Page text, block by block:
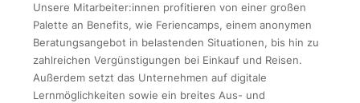
Unsere Mitarbeiter:innen profitieren von einer großen
Palette an Benefits, wie Feriencamps, einem anonymen
Beratungsangebot in belastenden Situationen, bis hin zu
zahlreichen Vergünstigungen bei Einkauf und Reisen.
Außerdem setzt das Unternehmen auf digitale
Lernmöglichkeiten sowie ein breites Aus- und